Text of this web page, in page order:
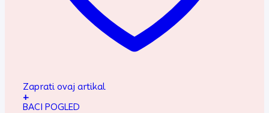
Zaprati ovaj artikal
+
BACI POGLED